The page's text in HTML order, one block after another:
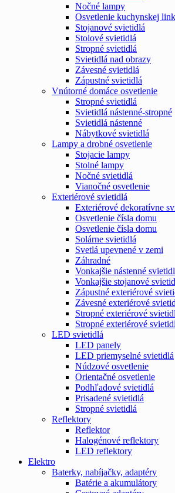
Nočné lampy
Osvetlenie kuchynskej
Stojanové svietidlá
Stolové svietidlá
Stropné svietidlá
Svietidlá nad obrazy
Závesné svietidlá
Zápustné svietidlá
Vnútorné domáce osvetlenie
Stropné svietidlá
Svietidlá nástenné-stropné
Svietidlá nástenné
Nábytkové svietidlá
Lampy a drobné osvetlenie
Stojacie lampy
Stolné lampy
Nočné svietidlá
Vianočné osvetlenie
Exteriérové svietidlá
Exteriérové dekoratívne
Osvetlenie čísla domu
Osvetlenie čísla domu
Solárne svietidlá
Svetlá upevnené v zemi
Záhradné
Vonkajšie nástenné
Vonkajšie stojanové
Zápustné exteriérové
Závesné exteriérové
Stropné exteriérové
Stropné exteriérové
LED svietidlá
LED panely
LED priemyselné svietidlá
Núdzové osvetlenie
Orientačné osvetlenie
Podhľadové svietidlá
Prisadené svietidlá
Stropné svietidlá
Reflektory
Reflektor
Halogénové reflektory
LED reflektory
Elektro
Baterky, nabíjačky, adaptéry
Batérie a akumulátory